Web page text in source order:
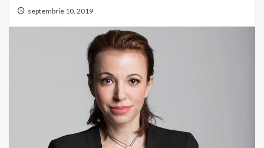
septembrie 10, 2019